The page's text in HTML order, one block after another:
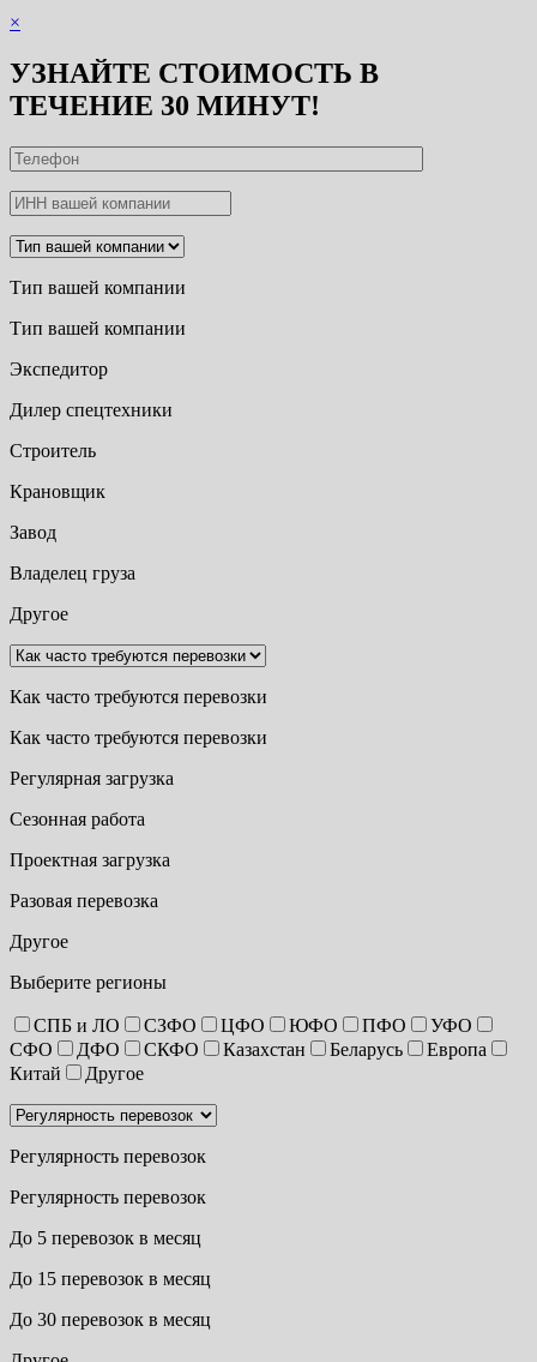
×
УЗНАЙТЕ СТОИМОСТЬ В
ТЕЧЕНИЕ 30 МИНУТ!
Тип вашей компании
Тип вашей компании
Экспедитор
Дилер спецтехники
Строитель
Крановщик
Завод
Владелец груза
Другое
Как часто требуются перевозки
Как часто требуются перевозки
Регулярная загрузка
Сезонная работа
Проектная загрузка
Разовая перевозка
Другое
Выберите регионы
СПБ и ЛО СЗФО ЦФО ЮФО ПФО
УФО
СФО
ДФО СКФО Казахстан Беларусь
Европа
Китай
Другое
Регулярность перевозок
Регулярность перевозок
До 5 перевозок в месяц
До 15 перевозок в месяц
До 30 перевозок в месяц